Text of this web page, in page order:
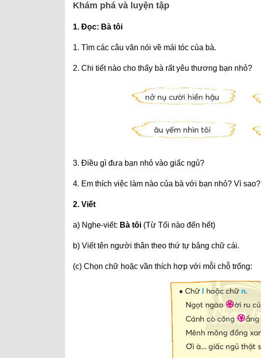
Khám phá và luyện tập
1. Đọc: Bà tôi
1. Tìm các câu văn nói về mái tóc của bà.
2. Chi tiết nào cho thấy bà rất yêu thương bạn nhỏ?
3. Điều gì đưa bạn nhỏ vào giấc ngủ?
4. Em thích việc làm nào của bà với bạn nhỏ? Vì sao?
2. Viết
a) Nghe-viết: Bà tôi (Từ Tối nào đến hết)
b) Viết tên người thân theo thứ tự bảng chữ cái.
(c) Chọn chữ hoặc vần thích hợp với mỗi chỗ trống: